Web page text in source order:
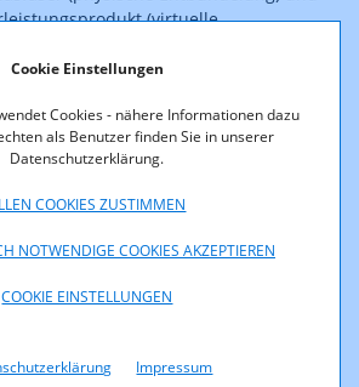
Cookie Einstellungen
Cookies - nähere Informationen dazu
als Benutzer finden Sie in unserer
Datenschutzerklärung.
COOKIES ZUSTIMMEN
NOTWENDIGE COOKIES AKZEPTIEREN
COOKIE EINSTELLUNGEN
Impressum
(virtuelle
Entgelte für aktiven und passiven
der Veranstaltung waren
im Förderprogramm BBA 2030 sowie
aktivem oder passivem Zugang auf
50 Teilnehmer:innen vor Ort waren
sowie Fjodor Gütermann, Leiter des